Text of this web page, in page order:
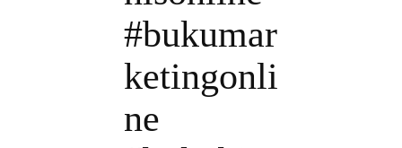
#bukumar
ketingonli
ne